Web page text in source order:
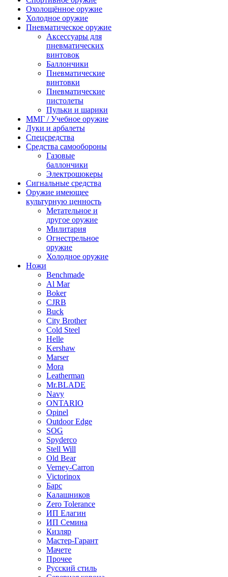
Охолощённое оружие
Холодное оружие
Пневматическое оружие
Аксессуары для
пневматических
винтовок
Баллончики
Пневматические
винтовки
Пневматические
пистолеты
Пульки и шарики
ММГ / Учебное оружие
Луки и арбалеты
Спецсредства
Средства самообороны
Газовые
баллончики
Электрошокеры
Сигнальные средства
Оружие имеющее
культурную ценность
Метательное и
другое оружие
Милитария
Огнестрельное
оружие
Холодное оружие
Ножи
Benchmade
Al Mar
Boker
CJRB
Buck
City Brother
Cold Steel
Helle
Kershaw
Marser
Mora
Leatherman
Mr.BLADE
Navy
ONTARIO
Opinel
Outdoor Edge
SOG
Spyderco
Stell Will
Old Bear
Verney-Carron
Victorinox
Барс
Калашников
Zero Tolerance
ИП Елагин
ИП Семина
Кизляр
Мастер-Гарант
Мачете
Прочее
Русский стиль